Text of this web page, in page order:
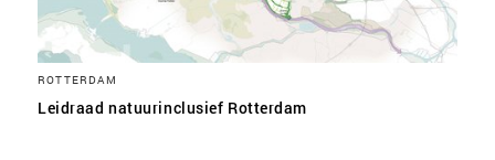
ROTTERDAM
Leidraad natuurinclusief Rotterdam